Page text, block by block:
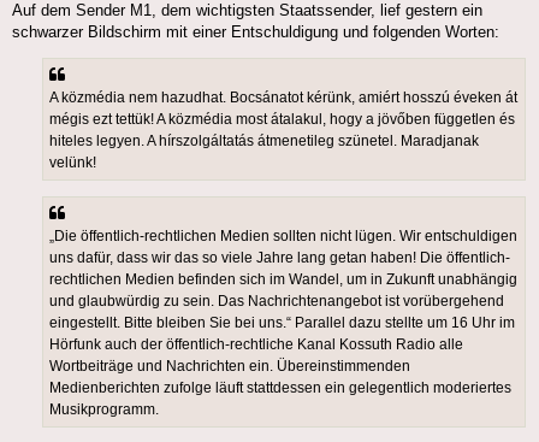
Auf dem Sender M1, dem wichtigsten Staatssender, lief gestern ein
schwarzer Bildschirm mit einer Entschuldigung und folgenden Worten:
A közmédia nem hazudhat. Bocsánatot kérünk, amiért hosszú éveken át
mégis ezt tettük! A közmédia most átalakul, hogy a jövőben független és
hiteles legyen. A hírszolgáltatás átmenetileg szünetel. Maradjanak
velünk!
„Die öffentlich-rechtlichen Medien sollten nicht lügen. Wir entschuldigen
uns dafür, dass wir das so viele Jahre lang getan haben! Die öffentlich-
rechtlichen Medien befinden sich im Wandel, um in Zukunft unabhängig
und glaubwürdig zu sein. Das Nachrichtenangebot ist vorübergehend
eingestellt. Bitte bleiben Sie bei uns.“ Parallel dazu stellte um 16 Uhr im
Hörfunk auch der öffentlich-rechtliche Kanal Kossuth Radio alle
Wortbeiträge und Nachrichten ein. Übereinstimmenden
Medienberichten zufolge läuft stattdessen ein gelegentlich moderiertes
Musikprogramm.